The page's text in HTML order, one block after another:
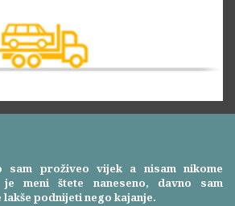
sam proživeo vijek a nisam nikome
meni štete naneseno, davno sam
podnijeti nego kajanje.